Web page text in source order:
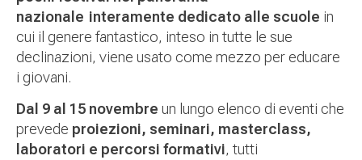
nazionale interamente dedicato alle scuole in
cui il genere fantastico, inteso in tutte le sue
declinazioni, viene usato come mezzo per educare
i giovani.
Dal 9 al 15 novembre un lungo elenco di eventi che
prevede proiezioni, seminari, masterclass,
laboratori e percorsi formativi, tutti